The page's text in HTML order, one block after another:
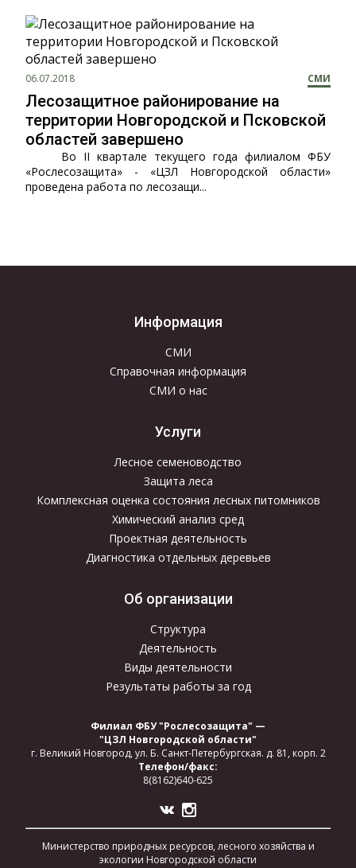
06.07.2018 СМИ
Лесозащитное районирование на
территории Новгородской и Псковской
областей завершено
Во II квартале текущего года филиалом ФБУ
«Рослесозащита» - «ЦЗЛ Новгородской области»
проведена работа по лесозащи...
Информация
СМИ
Справочная информация
СМИ о нас
Услуги
Лесное семеноводство
Защита леса
Комплексная оценка состояния лесных питомников
Химический анализ сред
Проектная деятельность
Диагностика отдельных деревьев
Об организации
Структура
Деятельность
Виды деятельности
Результаты работы за год
Филиал ФБУ "Рослесозащита" —
"ЦЗЛ Новгородской области"
г. Великий Новгород, ул. Б. Санкт-Петербургская. д. 81, корп. 2
Телефон/факс:
8(8162)640-625
Министерство природных ресурсов, лесного хозяйства и
экологии Новгородской области